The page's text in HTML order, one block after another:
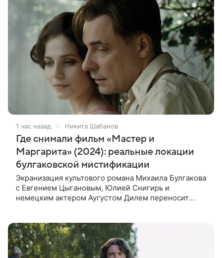
1 час назад Никита Шабанов
Где снимали фильм «Мастер и
Маргарита» (2024): реальные локации
булгаковской мистификации
Экранизация культового романа Михаила Булгакова
с Евгением Цыгановым, Юлией Снигирь и
немецким актером Аугустом Дилем переносит